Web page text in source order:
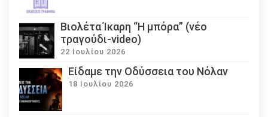
Βιολέτα Ίκαρη “Η μπόρα” (νέο
τραγούδι-video)
22 Ιουλίου 2026
Eίδαμε την Οδύσσεια του Νόλαν
18 Ιουλίου 2026